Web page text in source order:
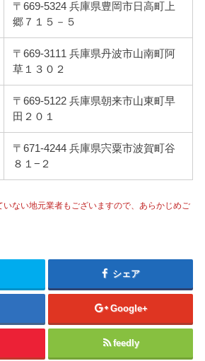
〒669-5324 兵庫県豊岡市日高町上
郷７１５－５
〒669-3111 兵庫県丹波市山南町阿
草１３０２
〒669-5122 兵庫県朝来市山東町早
田２０１
〒671-4244 兵庫県宍粟市波賀町谷
８１−２
ない地元業者もございますので、あらかじめご
シェア
Google+
feedly